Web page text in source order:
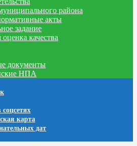
района
акты
задание
качества
документы
НПА
карта
дат